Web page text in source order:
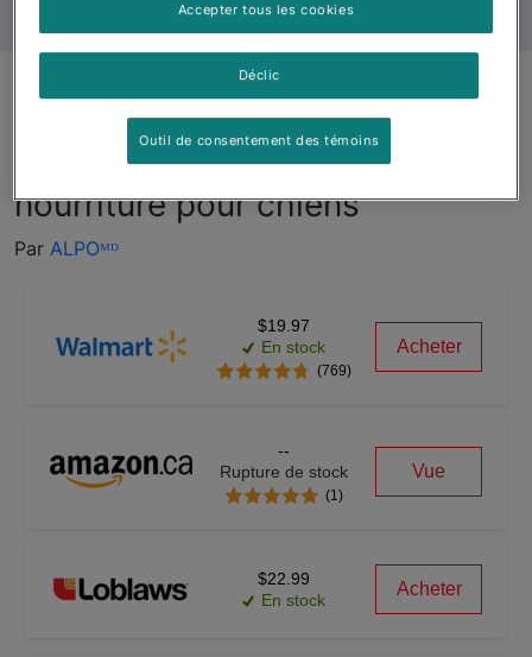
Modification de la formule
ALPOᴹᴰ Grillades classiquesᴹᴰ
nourriture pour chiens
Par ALPOᴹᴰ
$19.97
En stock
(769)
Acheter
--
Rupture de stock
(1)
Vue
$22.99
En stock
Acheter
Déclic
Accepter tous les cookies
Outil de consentement des témoins